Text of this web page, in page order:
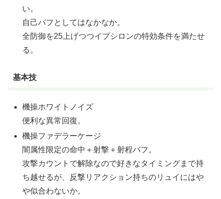
い。
自己バフとしてはなかなか。
全防御を25上げつつイプシロンの特効条件を満たせ
る。
基本技
機操ホワイトノイズ
便利な異常回復。
機操ファデラーケージ
闇属性限定の命中＋射撃＋射程バフ。
攻撃カウントで解除なので好きなタイミングまで持
ち越せるが、反撃リアクション持ちのリュイにはや
や似合わないか。